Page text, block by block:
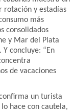
rotación y estadías
más
consolidados
y Mar del Plata
concluye: “En
de vacaciones
un turista
hace con cautela,